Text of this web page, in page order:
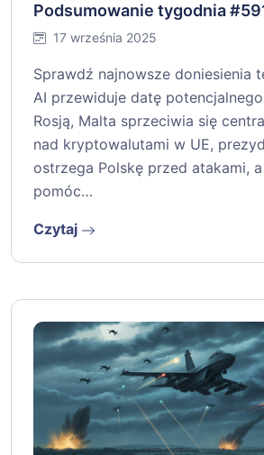
Podsumowanie tygodnia
17 września 2025
Sprawdź najnowsze doniesienia
AI przewiduje datę
Rosją, Malta sprzeciwia się
nad kryptowalutami w UE,
ostrzega Polskę przed atakami,
pomóc…
Czytaj